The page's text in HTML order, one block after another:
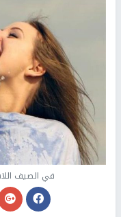
في الصيف